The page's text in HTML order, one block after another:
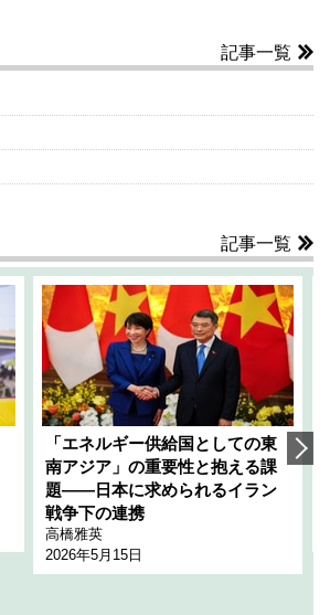
記事一覧
記事一覧
「エネルギー供給国としての東
南アジア」の重要性と抱える課
題――日本に求められるイラン
戦争下の連携
高橋雅英
2026年5月15日